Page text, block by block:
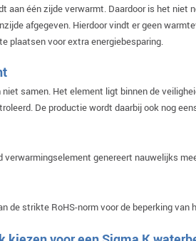
aan één zijde verwarmt. Daardoor is het niet
afgegeven. Hierdoor vindt er geen
plaatsen voor extra energiebesparing.
samen. Het element ligt binnen de
De productie wordt daarbij ook nog
verwarmingselement genereert nauwelijks
de strikte RoHS-norm voor de beperking